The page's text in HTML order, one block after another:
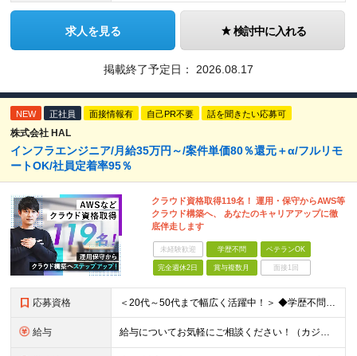
求人を見る 検討中に入れる
掲載終了予定日： 2026.08.17
NEW 正社員 面接情報有 自己PR不要 話を聞きたい応募可
株式会社 HAL
インフラエンジニア/月給35万円～/案件単価80％還元＋α/フルリモ
ートOK/社員定着率95％
クラウド資格取得119名！ 運用・保守からAWS等
クラウド構築へ、 あなたのキャリアアップに徹
底伴走します
未経験歓迎 学歴不問 ベテランOK
完全週休2日 賞与複数月 面接1回
応募資格 ＜20代～50代まで幅広く活躍中！＞ ◆学歴不問 ◆何らかのインフラ関連の実務経験 ★経験年数不問/運用監視レベルも歓迎 ＜こんな方は大歓迎！＞ ◎今の収入に不満がある ◎もっと上流の案件で活躍した
給与 給与についてお気軽にご相談ください！（カジュアル面談可能） 月給35万円～＋各種手当＋賞与2回 ※固定残業代は、時間外労働の有無に関わらず40時間分を87,500円～支給 ※超過分は別途支給 ※試用